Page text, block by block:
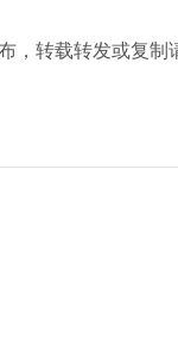
，转载转发或复制